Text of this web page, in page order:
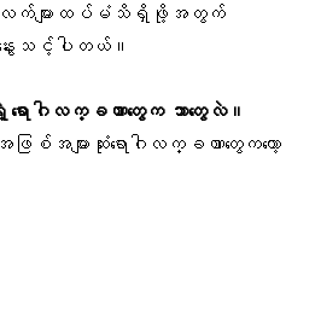
က်များထပ်မံသိရှိဖို့အတွက်
းသင့်ပါတယ်။
ောဂါလက္ခဏာတွေက ဘာတွေလဲ။
စ်အများဆုံးရောဂါလက္ခဏာတွေကတော့